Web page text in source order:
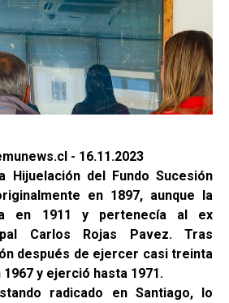
- 16.11.2023
Hijuelación del Fundo Sucesión
en 1897, aunque la
en 1911 y pertenecía al ex
Carlos Rojas Pavez. Tras
después de ejercer casi treinta
y ejerció hasta 1971.
radicado en Santiago, lo